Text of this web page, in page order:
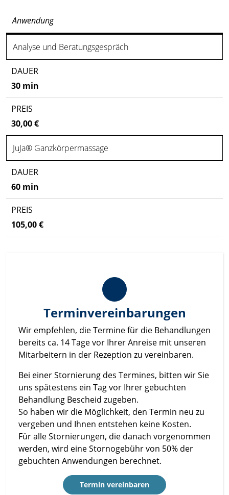
Anwendung
Analyse und Beratungsgespräch
30 min
30,00 €
JuJa® Ganzkörpermassage
60 min
105,00 €
Terminvereinbarungen
Wir empfehlen, die Termine für die Behandlungen
bereits ca. 14 Tage vor Ihrer Anreise mit unseren
Mitarbeitern in der Rezeption zu vereinbaren.
Bei einer Stornierung des Termines, bitten wir Sie
uns spätestens ein Tag vor Ihrer gebuchten
Behandlung Bescheid zugeben.
So haben wir die Möglichkeit, den Termin neu zu
vergeben und Ihnen entstehen keine Kosten.
Für alle Stornierungen, die danach vorgenommen
werden, wird eine Stornogebühr von 50% der
gebuchten Anwendungen berechnet.
Termin vereinbaren